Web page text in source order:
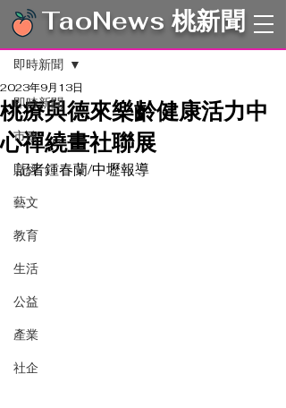
TaoNews 桃新聞
文章
即時新聞
市政
財經
藝文
教育
生活
公益
產業
社企
即時新聞
桃療與德來樂齡健康活力中
心禪繞畫社聯展
2023年9月13日
記者鍾春蘭/中壢報導